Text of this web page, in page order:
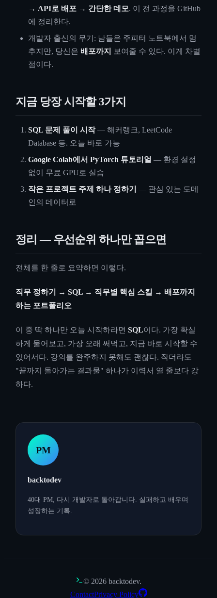
→ API로 배포 → 간단한 데모. 이 전 과정을 GitHub
에 정리한다.
개발자 출신의 무기: 남들은 주피터 노트북에서 멈
추지만, 당신은 배포까지
보여줄 수 있다. 이게 차별
점이다.
지금 당장 시작할 3가지
SQL 문제 풀이 시작— 해커랭크, LeetCode
Database 등. 오늘 바로 가능
Google Colab에서 PyTorch 튜토리얼 — 환경 설정
없이 무료 GPU로 실습
작은 프로젝트 주제 하나 정하기 — 관심 있는 도메
인의 데이터로
정리 — 우선순위 하나만 꼽으면
전체를 한 줄로 요약하면 이렇다.
직무 정하기 → SQL → 직무별 핵심 스킬 → 배포까지
하는 포트폴리오
이 중 딱 하나만 오늘 시작하라면 SQL이다. 가장 확실
하게 물어보고, 가장 오래 써먹고, 지금 바로 시작할 수
있어서다. 강의를 완주하지 못해도 괜찮다. 작더라도
"끝까지 돌아가는 결과물" 하나가 이력서 열 줄보다 강
하다.
PM
backtodev
40대 PM, 다시 개발자로 돌아갑니다. 실패하고 배우며
성장하는 기록.
© 2026 backtodev.
ContactPrivacy Policy